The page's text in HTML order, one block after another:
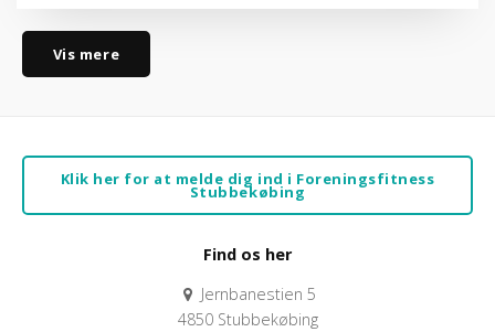
Vis mere
Klik her for at melde dig ind i Foreningsfitness
Stubbekøbing
Find os her
Jernbanestien 5
4850 Stubbekøbing